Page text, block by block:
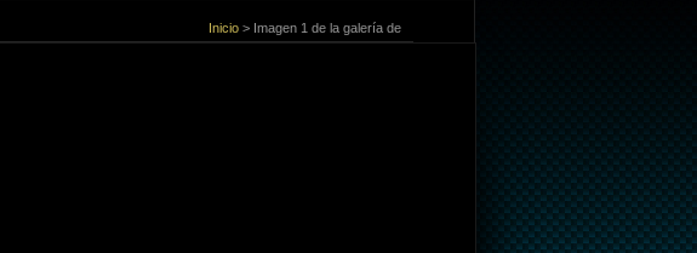
Inicio > Imagen 1 de la galería de